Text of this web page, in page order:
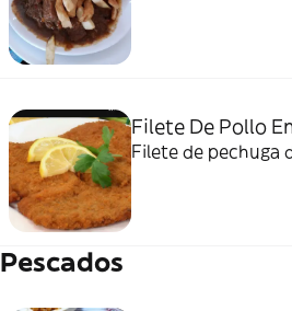
Filete De Pollo
Filete de pechuga
Pescados